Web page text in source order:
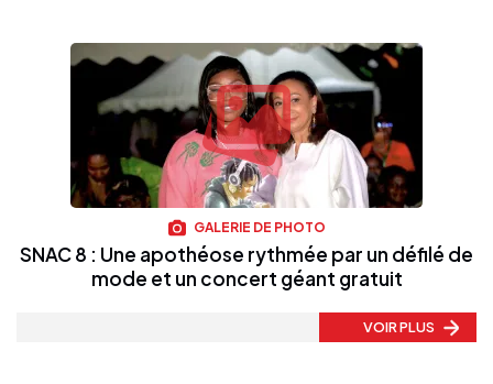
GALERIE DE PHOTO
SNAC 8 : Une apothéose rythmée par un défilé de
mode et un concert géant gratuit
VOIR PLUS